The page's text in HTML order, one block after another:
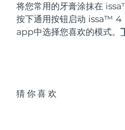
将您常用的牙膏涂抹在
按下通用按钮启动 issa™ 4
app中选择您喜欢的模式。
猜你喜欢